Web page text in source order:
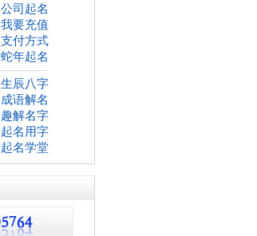
公司起名
我要充值
支付方式
蛇年起名
生辰八字
成语解名
趣解名字
起名用字
起名学堂